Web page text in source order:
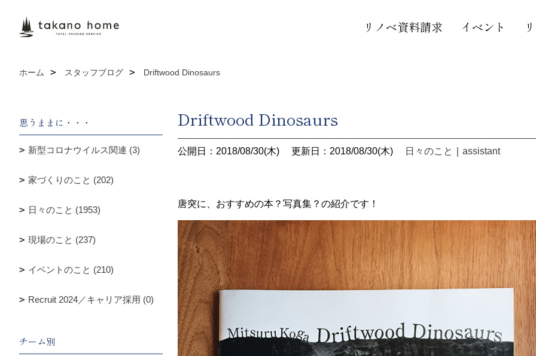
リノベ資料請求 イベント
ホーム スタッフブログ Driftwood Dinosaurs
Driftwood Dinosaurs
公開日：2018/08/30(木) 更新日：2018/08/30(木) 日々のこと assistant
唐突に、おすすめの本？写真集？の紹介です！
思うままに・・・
新型コロナウイルス関連 (3)
家づくりのこと (202)
日々のこと (1953)
現場のこと (237)
イベントのこと (210)
Recruit 2024／キャリア採用 (0)
チーム別